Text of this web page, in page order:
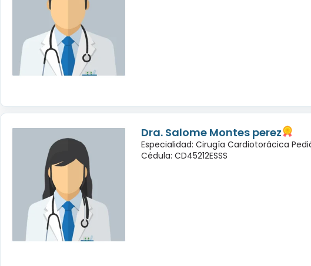
Dra. Salome Montes perez
Especialidad: Cirugía Cardiotorácica
Cédula: CD45212ESSS